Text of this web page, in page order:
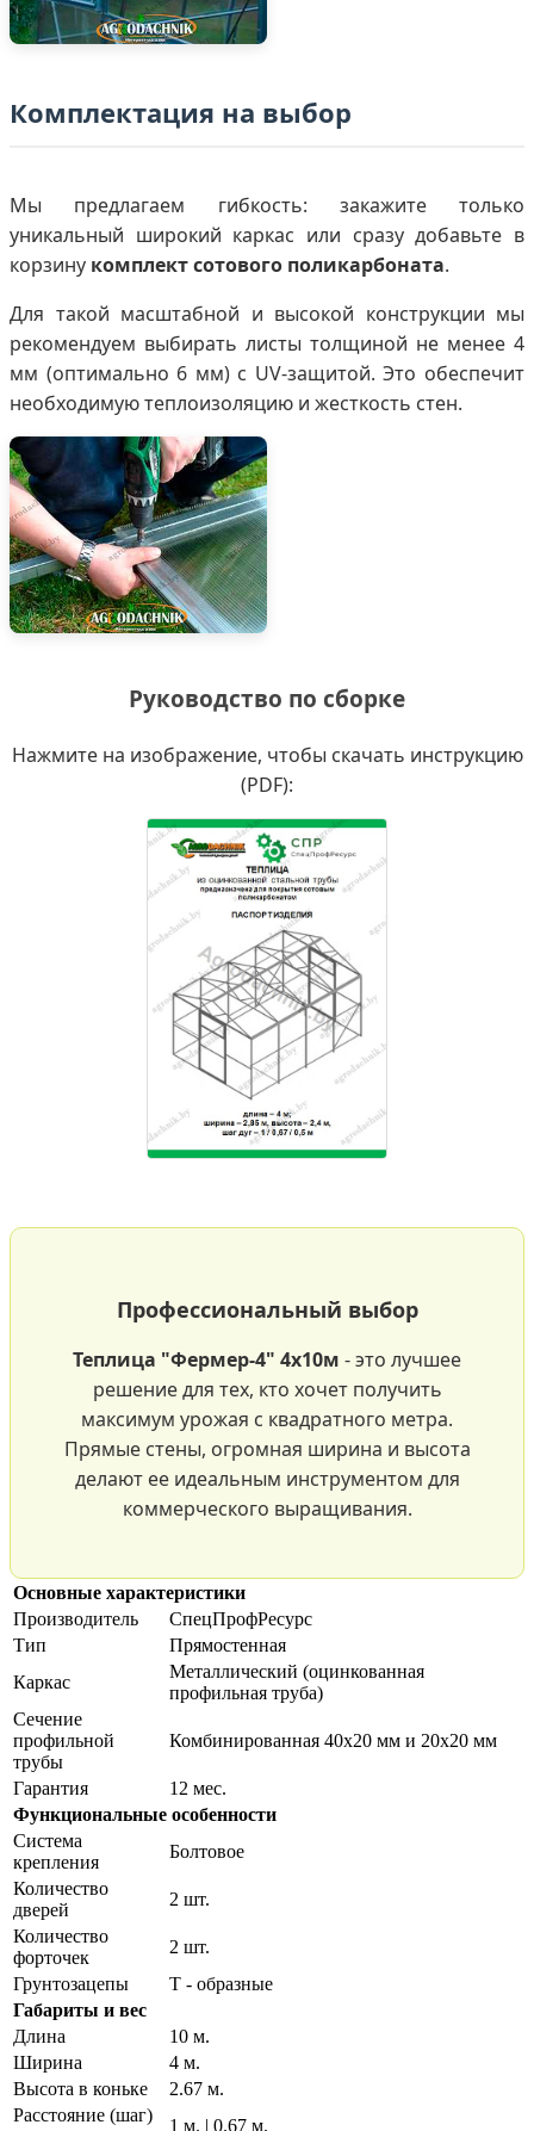
Комплектация на выбор
Мы предлагаем гибкость: закажите только
уникальный широкий каркас или сразу добавьте в
корзину комплект сотового поликарбоната.
Для такой масштабной и высокой конструкции мы
рекомендуем выбирать листы толщиной не менее 4
мм (оптимально 6 мм) с UV-защитой. Это обеспечит
необходимую теплоизоляцию и жесткость стен.
Руководство по сборке
Нажмите на изображение, чтобы скачать инструкцию
(PDF):
Профессиональный выбор
Теплица "Фермер-4" 4х10м - это лучшее
решение для тех, кто хочет получить
максимум урожая с квадратного метра.
Прямые стены, огромная ширина и высота
делают ее идеальным инструментом для
коммерческого выращивания.
Основные характеристики
Производитель
СпецПрофРесурс
Тип
Прямостенная
Каркас
Металлический (оцинкованная
профильная труба)
Сечение
профильной
трубы
Комбинированная 40х20 мм и 20х20 мм
Гарантия
12 мес.
Функциональные особенности
Система
крепления
Болтовое
Количество
дверей
2 шт.
Количество
форточек
2 шт.
Грунтозацепы
Т - образные
Габариты и вес
Длина
10 м.
Ширина
4 м.
Высота в коньке
2.67 м.
Расстояние (шаг)
1 м. | 0.67 м.